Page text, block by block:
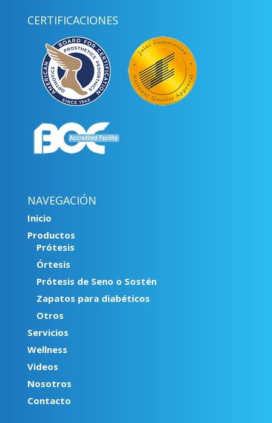
CERTIFICACIONES
NAVEGACIÓN
Inicio
Productos
Prótesis
Órtesis
Prótesis de Seno o Sostén
Zapatos para diabéticos
Otros
Servicios
Wellness
Videos
Nosotros
Contacto